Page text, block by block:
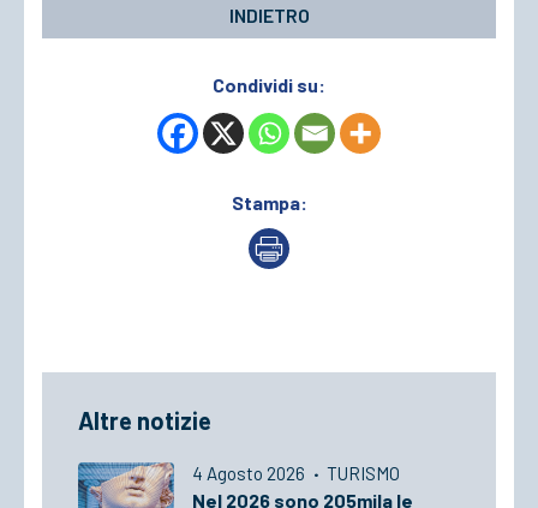
INDIETRO
Condividi su:
Stampa:
Altre notizie
4 Agosto 2026 · TURISMO
Nel 2026 sono 205mila le